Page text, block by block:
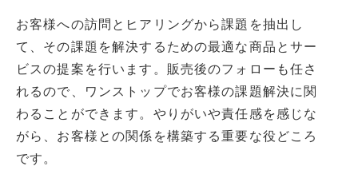
サービス
オンラインストア
イベント・セミナー
お客様への訪問とヒアリングから課題を抽出し
て、その課題を解決するための最適な商品とサー
ビスの提案を行います。販売後のフォローも任さ
れるので、ワンストップでお客様の課題解決に関
わることができます。やりがいや責任感を感じな
がら、お客様との関係を構築する重要な役どころ
です。